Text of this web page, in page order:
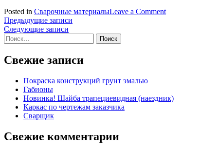
Posted in Сварочные материалыLeave a Commenton
Навигация
по
записям
Предыдущие записи
Следующие записи
Найти:
Свежие записи
Покраска конструкций грунт эмалью
Габионы
Новинка! Шaйбa тpапециевидная (наездник)
Каркас по чертежам заказчика
Сварщик
Свежие комментарии